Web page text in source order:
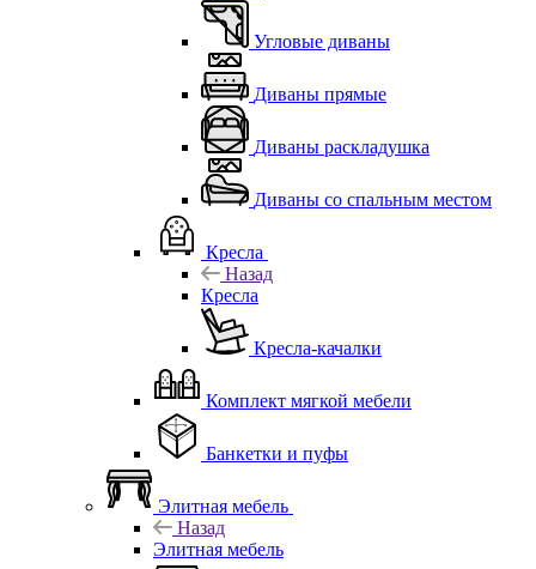
Угловые диваны
Диваны прямые
Диваны раскладушка
Диваны со спальным местом
Кресла
Назад
Кресла
Кресла-качалки
Комплект мягкой мебели
Банкетки и пуфы
Элитная мебель
Назад
Элитная мебель